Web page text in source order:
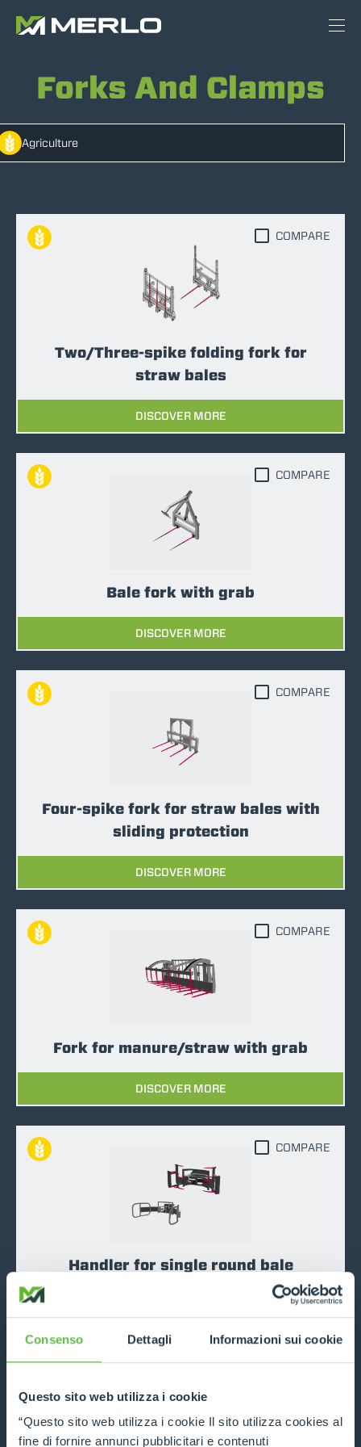
Consenso Dettagli Informazioni sui cookie
Questo sito web utilizza i cookie
“Questo sito web utilizza i cookie Il sito utilizza cookies al
fine di fornire annunci pubblicitari e contenuti
Forks And Clamps
Agriculture
Two/Three-spike folding fork for
straw bales
DISCOVER MORE
COMPARE
Bale fork with grab
DISCOVER MORE
COMPARE
Four-spike fork for straw bales with
sliding protection
DISCOVER MORE
COMPARE
Fork for manure/straw with grab
DISCOVER MORE
COMPARE
Handler for single round bale
COMPARE
COMPARE